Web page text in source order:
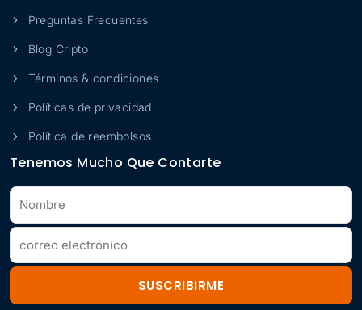
Preguntas Frecuentes
Blog Cripto
Términos & condiciones
Políticas de privacidad
Política de reembolsos
Tenemos Mucho Que Contarte
SUSCRIBIRME